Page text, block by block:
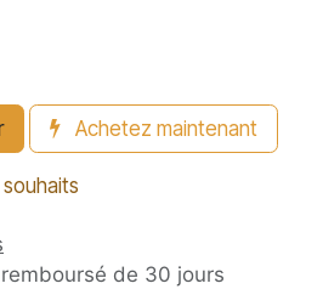
Achetez maintenant
de 30 jours